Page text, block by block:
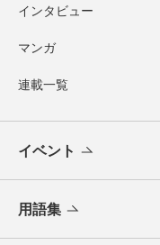
インタビュー
マンガ
連載一覧
イベント
用語集